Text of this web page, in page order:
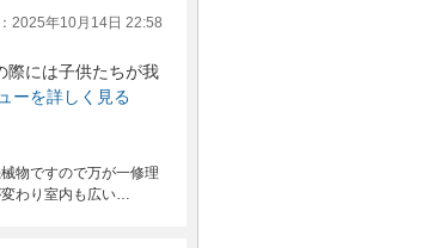
2025年10月14日 22:58
際には子供たちが我
ーを詳しく見る
物ですので万が一修理
変わり室内も広い…